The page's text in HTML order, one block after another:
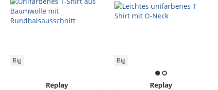
Big
Replay
Big
Replay